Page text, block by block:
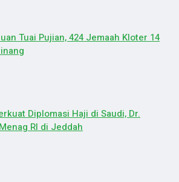
Tuai Pujian, 424 Jemaah Kloter 14
Diplomasi Haji di Saudi, Dr.
RI di Jeddah